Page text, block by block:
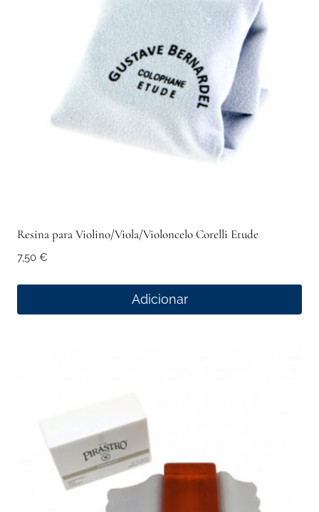
Resina para Violino/Viola/Violoncelo Corelli Etude
7,50 €
Adicionar